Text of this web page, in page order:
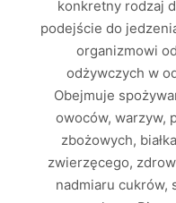
konkretny rodzaj
podejście do
organizmowi
odżywczych w
Obejmuje
owoców, warzyw,
zbożowych,
zwierzęcego,
nadmiaru cukrów,